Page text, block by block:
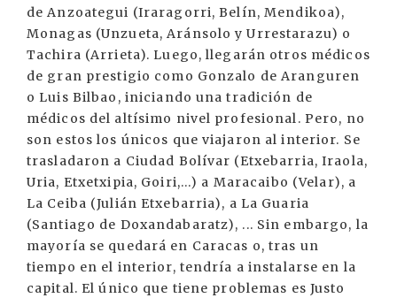
de Anzoategui (Iraragorri, Belín, Mendikoa),
Monagas (Unzueta, Aránsolo y Urrestarazu) o
Tachira (Arrieta). Luego, llegarán otros médicos
de gran prestigio como Gonzalo de Aranguren
o Luis Bilbao, iniciando una tradición de
médicos del altísimo nivel profesional. Pero, no
son estos los únicos que viajaron al interior. Se
trasladaron a Ciudad Bolívar (Etxebarria, Iraola,
Uria, Etxetxipia, Goiri,...) a Maracaibo (Velar), a
La Ceiba (Julián Etxebarria), a La Guaria
(Santiago de Doxandabaratz), ... Sin embargo, la
mayoría se quedará en Caracas o, tras un
tiempo en el interior, tendría a instalarse en la
capital. El único que tiene problemas es Justo